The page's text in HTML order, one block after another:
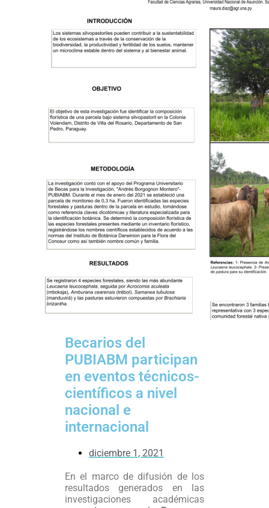
Becarios del
PUBIABM participan
en eventos técnicos-
científicos a nivel
nacional e
internacional
diciembre 1, 2021
En el marco de difusión de los
resultados generados en las
investigaciones académicas